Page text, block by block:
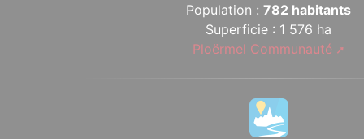
Population :782 habitants
Superficie : 1 576 ha
Ploërmel Communauté